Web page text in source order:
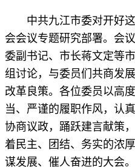
中共九江市委对开好这
会会议专题研究部署。会
委副书记、市长蒋文定等
组讨论，与委员们共商发
改革良策。各位委员以高
当、严谨的履职作风，认
协商议政，踊跃建言献策
着民主、团结、务实的浓
谋发展、催人奋进的大会。